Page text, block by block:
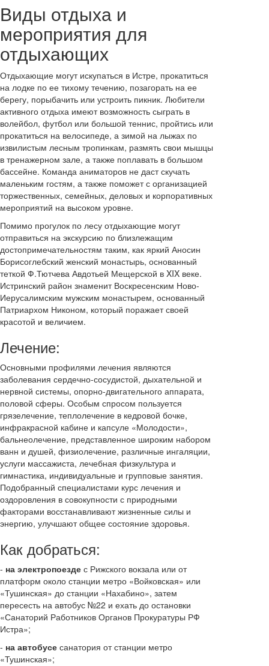
Виды отдыха и
мероприятия для
отдыхающих
Отдыхающие могут искупаться в Истре, прокатиться
на лодке по ее тихому течению, позагорать на ее
берегу, порыбачить или устроить пикник. Любители
активного отдыха имеют возможность сыграть в
волейбол, футбол или большой теннис, пройтись или
прокатиться на велосипеде, а зимой на лыжах по
извилистым лесным тропинкам, размять свои мышцы
в тренажерном зале, а также поплавать в большом
бассейне. Команда аниматоров не даст скучать
маленьким гостям, а также поможет с организацией
торжественных, семейных, деловых и корпоративных
мероприятий на высоком уровне.
Помимо прогулок по лесу отдыхающие могут
отправиться на экскурсию по близлежащим
достопримечательностям таким, как яркий Аносин
Борисоглебский женский монастырь, основанный
теткой Ф.Тютчева Авдотьей Мещерской в XIX веке.
Истринский район знаменит Воскресенским Ново-
Иерусалимским мужским монастырем, основанный
Патриархом Никоном, который поражает своей
красотой и величием.
Лечение:
Основными профилями лечения являются
заболевания сердечно-сосудистой, дыхательной и
нервной системы, опорно-двигательного аппарата,
половой сферы. Особым спросом пользуется
грязелечение, теплолечение в кедровой бочке,
инфракрасной кабине и капсуле «Молодости»,
бальнеолечение, представленное широким набором
ванн и душей, физиолечение, различные ингаляции,
услуги массажиста, лечебная физкультура и
гимнастика, индивидуальные и групповые занятия.
Подобранный специалистами курс лечения и
оздоровления в совокупности с природными
факторами восстанавливают жизненные силы и
энергию, улучшают общее состояние здоровья.
Как добраться:
- на электропоезде с Рижского вокзала или от
платформ около станции метро «Войковская» или
«Тушинская» до станции «Нахабино», затем
пересесть на автобус №22 и ехать до остановки
«Санаторий Работников Органов Прокуратуры РФ
Истра»;
- на автобусе санатория от станции метро
«Тушинская»;